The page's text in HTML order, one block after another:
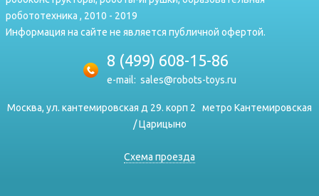
робототехника , 2010 - 2019
Информация на сайте не является публичной офертой.
8 (499) 608-15-86
e-mail: sales@robots-toys.ru
Москва, ул. кантемировская д 29. корп 2
метро Кантемировская
/ Царицыно
Схема проезда